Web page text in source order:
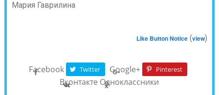
Мария Гаврилина
Like Button Notice (view)
Facebook Twitter Google+ Pinterest
Вконтакте Одноклассники